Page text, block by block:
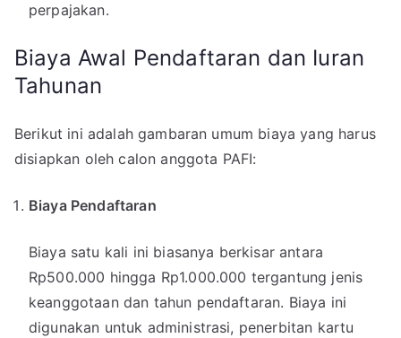
perpajakan.
Biaya Awal Pendaftaran dan Iuran
Tahunan
Berikut ini adalah gambaran umum biaya yang harus
disiapkan oleh calon anggota PAFI:
Biaya Pendaftaran
Biaya satu kali ini biasanya berkisar antara
Rp500.000 hingga Rp1.000.000 tergantung jenis
keanggotaan dan tahun pendaftaran. Biaya ini
digunakan untuk administrasi, penerbitan kartu